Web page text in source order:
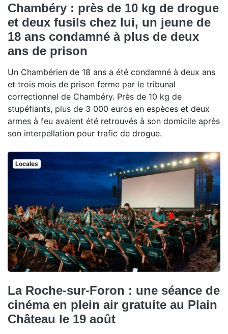
Chambéry : près de 10 kg de drogue
et deux fusils chez lui, un jeune de
18 ans condamné à plus de deux
ans de prison
Un Chambérien de 18 ans a été condamné à deux ans
et trois mois de prison ferme par le tribunal
correctionnel de Chambéry. Près de 10 kg de
stupéfiants, plus de 3 000 euros en espèces et deux
armes à feu avaient été retrouvés à son domicile après
son interpellation pour trafic de drogue.
Locales
La Roche-sur-Foron : une séance de
cinéma en plein air gratuite au Plain
Château le 19 août